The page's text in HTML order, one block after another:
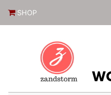
SHOP